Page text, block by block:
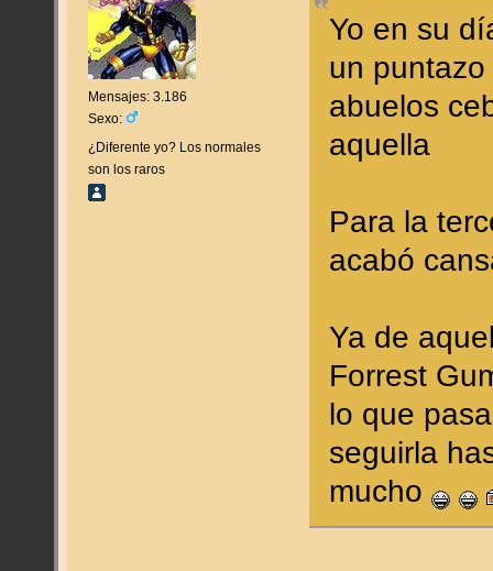
Mensajes: 3.186
Sexo:
¿Diferente yo? Los normales
son los raros
Yo en su
un
abuelos
aquella
Para la
acabó
Ya de
Forrest
lo que
seguirla
mucho